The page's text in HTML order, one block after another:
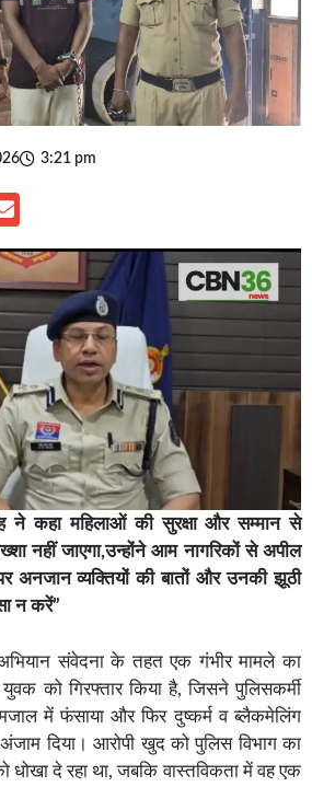
3:21 pm
ने कहा महिलाओं की सुरक्षा और सम्मान से
नहीं जाएगा,उन्होंने आम नागरिकों से अपील
अनजान व्यक्तियों की बातों और उनकी झूठी
न करें”
संवेदना के तहत एक गंभीर मामले का
को गिरफ्तार किया है, जिसने पुलिसकर्मी
में फंसाया और फिर दुष्कर्म व ब्लैकमेलिंग
अंजाम दिया। आरोपी खुद को पुलिस विभाग का
धोखा दे रहा था, जबकि वास्तविकता में वह एक